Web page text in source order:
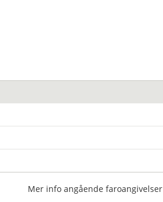
Mer info angående faroangivelser